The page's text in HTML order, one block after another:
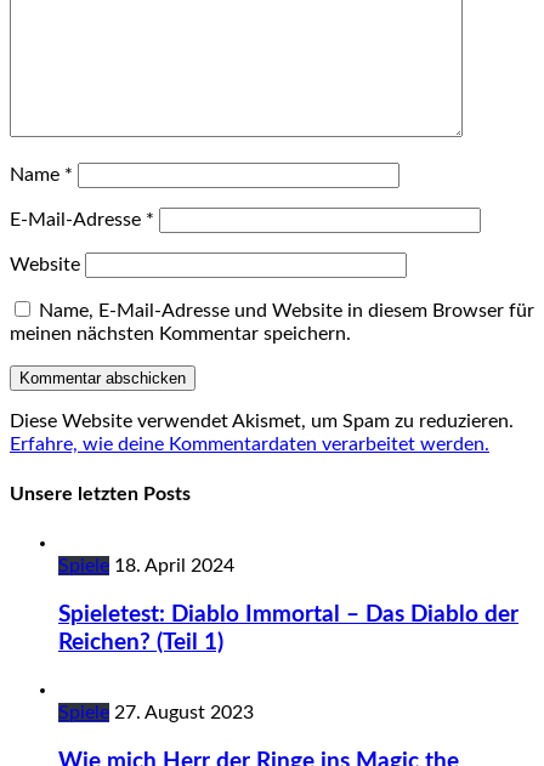
Name *
E-Mail-Adresse *
Website
Name, E-Mail-Adresse und Website in diesem Browser für
meinen nächsten Kommentar speichern.
Diese Website verwendet Akismet, um Spam zu reduzieren.
Erfahre, wie deine Kommentardaten verarbeitet werden.
Unsere letzten Posts
Spiele 18. April 2024
Spieletest: Diablo Immortal – Das Diablo der
Reichen? (Teil 1)
Spiele 27. August 2023